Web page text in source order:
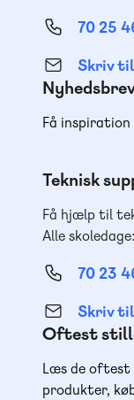
70 25
Skriv
Få
Teknisk
Få hjælp til
Alle
70 23
Skriv
Oftest
Læs de oftest
produkter,